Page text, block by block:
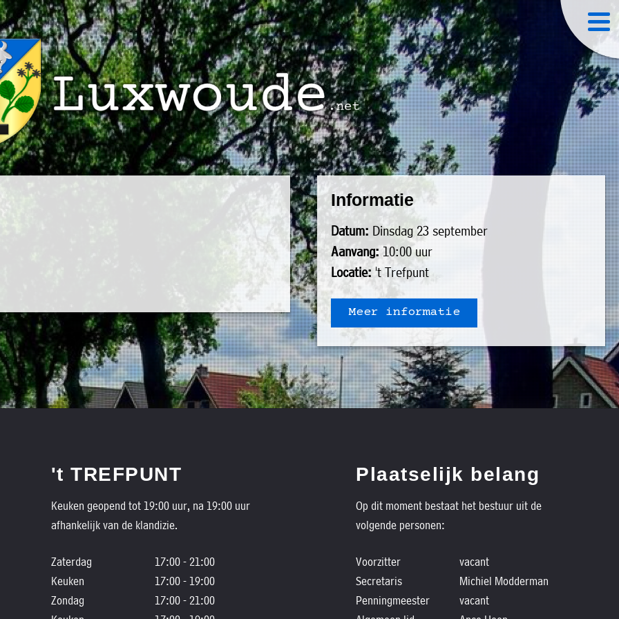
Informatie
Datum: Dinsdag 23 september
Aanvang:10:00 uur
Locatie:'t Trefpunt
Meer informatie
't TREFPUNT
Keuken geopend tot 19:00 uur, na 19:00 uur
afhankelijk van de klandizie.
Zaterdag
17:00 - 21:00
Keuken
17:00 - 19:00
Zondag
17:00 - 21:00
Plaatselijk belang
Op dit moment bestaat het bestuur uit de
volgende personen:
Voorzitter
vacant
Secretaris
Michiel Modderman
Penningmeester
vacant